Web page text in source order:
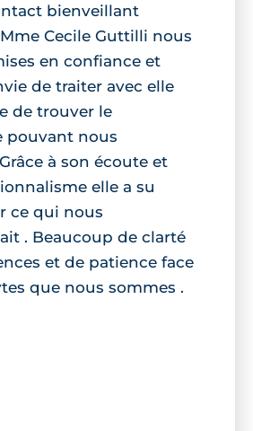
bienveillant
Cecile Guttilli nous
en confiance et
de traiter avec elle
de trouver le
pouvant nous
à son écoute et
elle a su
ce qui nous
. Beaucoup de clarté
et de patience face
que nous sommes .